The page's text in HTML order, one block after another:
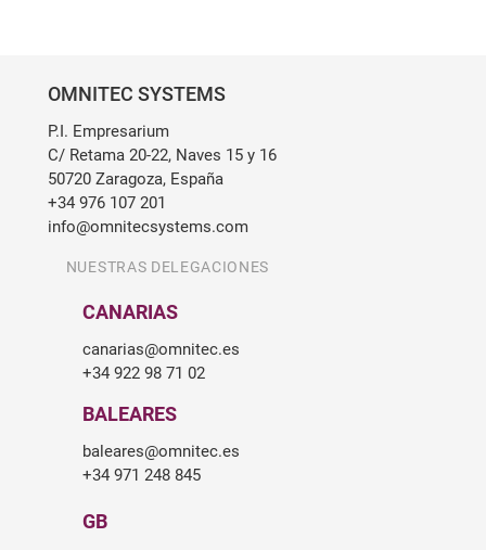
OMNITEC SYSTEMS
P.I. Empresarium
C/ Retama 20-22, Naves 15 y 16
50720 Zaragoza, España
+34 976 107 201
info@omnitecsystems.com
NUESTRAS DELEGACIONES
CANARIAS
canarias@omnitec.es
+34 922 98 71 02
BALEARES
baleares@omnitec.es
+34 971 248 845
GB